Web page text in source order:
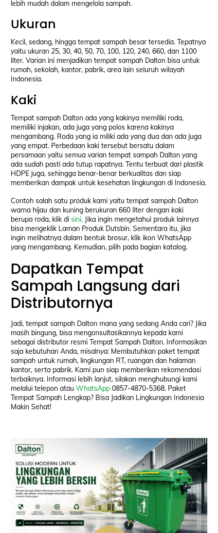
lebih mudah dalam mengelola sampah.
Ukuran
Kecil, sedang, hingga tempat sampah besar tersedia. Tepatnya
yaitu ukuran 25, 30, 40, 50, 70, 100, 120, 240, 660, dan 1100
liter. Varian ini menjadikan tempat sampah Dalton bisa untuk
rumah, sekolah, kantor, pabrik, area lain seluruh wilayah
Indonesia.
Kaki
Tempat sampah Dalton ada yang kakinya memiliki roda,
memiliki injakan, ada juga yang polos karena kakinya
mengambang. Roda yang ia miliki ada yang dua dan ada juga
yang empat. Perbedaan kaki tersebut bersatu dalam
persamaan yaitu semua varian tempat sampah Dalton yang
ada sudah pasti ada tutup rapatnya. Tentu terbuat dari plastik
HDPE juga, sehingga benar-benar berkualitas dan siap
memberikan dampak untuk kesehatan lingkungan di Indonesia.
Contoh salah satu produk kami yaitu tempat sampah Dalton
warna hijau dan kuning berukuran 660 liter dengan kaki
berupa roda, klik disini. Jika ingin mengetahui produk lainnya
bisa mengeklik Laman Produk Dutsbin. Sementara itu, jika
ingin melihatnya dalam bentuk brosur, klik ikon WhatsApp
yang mengambang. Kemudian, pilih pada bagian katalog.
Dapatkan Tempat
Sampah Langsung dari
Distributornya
Jadi, tempat sampah Dalton mana yang sedang Anda cari? Jika
masih bingung, bisa mengonsultasikannya kepada kami
sebagai distributor resmi Tempat Sampah Dalton. Informasikan
saja kebutuhan Anda, misalnya: Membutuhkan paket tempat
sampah untuk rumah, lingkungan RT, ruangan dan halaman
kantor, serta pabrik. Kami pun siap memberikan rekomendasi
terbaiknya. Informasi lebih lanjut, silakan menghubungi kami
melalui telepon atauWhatsApp 0857-4870-5368. Paket
Tempat Sampah Lengkap? Bisa Jadikan Lingkungan Indonesia
Makin Sehat!